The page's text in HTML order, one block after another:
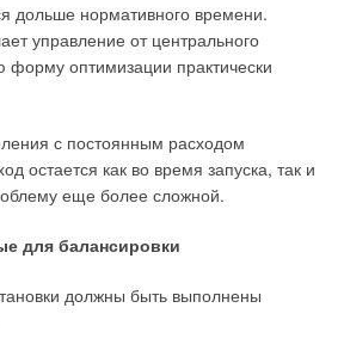
дольше нормативного времени.
управление от центрального
оптимизации практически
с постоянным расходом
остается как во время запуска, так и
еще более сложной.
для балансировки
должны быть выполнены
а затем в течение
ее оптимальной работы, то
этапе монтажа можно вывести на
как ухаживать за
системы централизованной
С точки зрения экологии
более экологичны, чем все